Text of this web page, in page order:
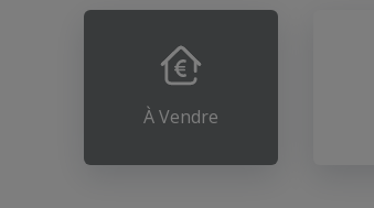
À Vendre